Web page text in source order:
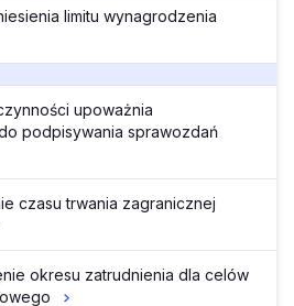
limitu wynagrodzenia
upoważnia
podpisywania sprawozdań
czasu trwania zagranicznej
okresu zatrudnienia dla celów